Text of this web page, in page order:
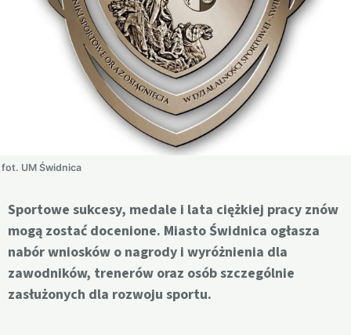
fot. UM Świdnica
Sportowe sukcesy, medale i lata ciężkiej pracy znów
mogą zostać docenione. Miasto Świdnica ogłasza
nabór wniosków o nagrody i wyróżnienia dla
zawodników, trenerów oraz osób szczególnie
zasłużonych dla rozwoju sportu.